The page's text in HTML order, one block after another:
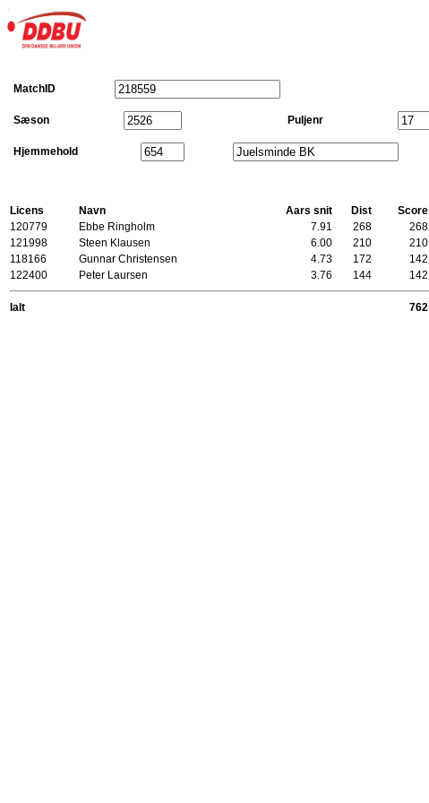
MatchID
Sæson Puljenr
Hjemmehold
Licens Navn Aars snit Dist Score
120779
Ebbe Ringholm 7.91 268 268
121998
Steen Klausen 6.00 210 210
118166
Gunnar Christensen 4.73 172 142
122400
Peter Laursen 3.76 144 142
Ialt 762